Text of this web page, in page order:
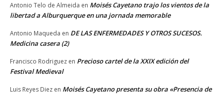
Antonio Telo de Almeida en Moisés Cayetano trajo los vientos de la
libertad a Alburquerque en una jornada memorable
Antonio Maqueda en DE LAS ENFERMEDADES Y OTROS SUCESOS.
Medicina casera (2)
Francisco Rodriguez en Precioso cartel de la XXIX edición del
Festival Medieval
Luis Reyes Diez en Moisés Cayetano presenta su obra «Presencia de